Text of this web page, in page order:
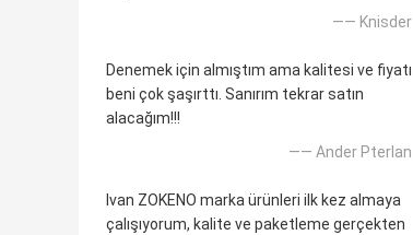
—— Knisder
Denemek için almıştım ama kalitesi ve fiyatı
beni çok şaşırttı. Sanırım tekrar satın
alacağım!!!
—— Ander Pterlan
Ivan ZOKENO marka ürünleri ilk kez almaya
çalışıyorum, kalite ve paketleme gerçekten